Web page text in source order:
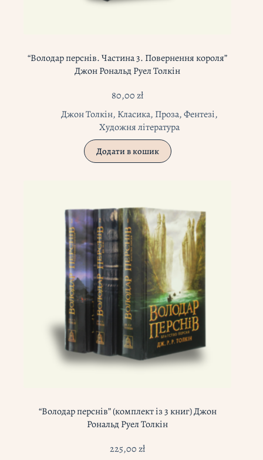
“Володар перснів. Частина 3. Повернення короля”
Джон Рональд Руел Толкін
80,00zł
Джон Толкін, Класика, Проза,Фентезі,
Художня література
Додати в кошик
“Володар перснів” (комплект із 3 книг) Джон
Рональд Руел Толкін
225,00zł